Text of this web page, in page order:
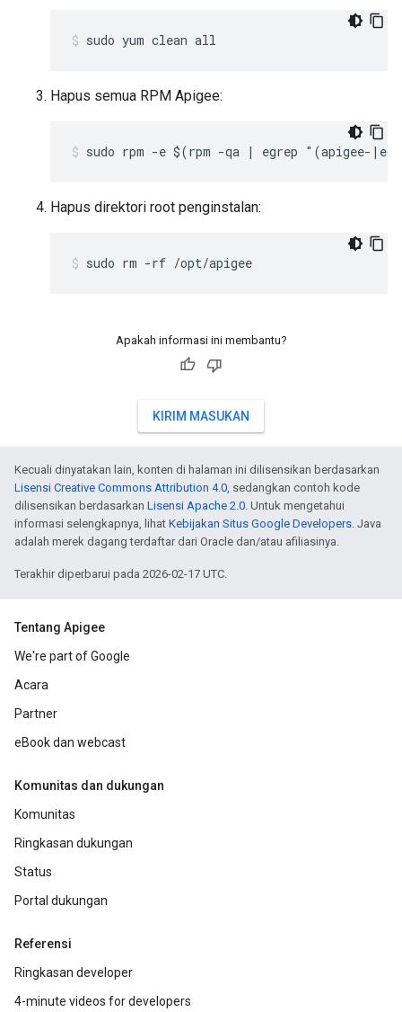
sudo yum clean all
Hapus semua RPM Apigee:
sudo rpm -e $(rpm -qa | egrep "(apigee-
Hapus direktori root penginstalan:
sudo rm -rf /opt/apigee
Apakah informasi ini membantu?
KIRIM MASUKAN
Kecuali dinyatakan lain, konten di halaman ini dilisensikan berdasarkan
Lisensi Creative Commons Attribution 4.0, sedangkan contoh kode
dilisensikan berdasarkan Lisensi Apache 2.0. Untuk mengetahui
informasi selengkapnya, lihat Kebijakan Situs Google Developers. Java
adalah merek dagang terdaftar dari Oracle dan/atau afiliasinya.
Terakhir diperbarui pada 2026-02-17 UTC.
Tentang Apigee
We're part of Google
Acara
Partner
eBook dan webcast
Komunitas dan dukungan
Komunitas
Ringkasan dukungan
Status
Portal dukungan
Referensi
Ringkasan developer
4-minute videos for developers